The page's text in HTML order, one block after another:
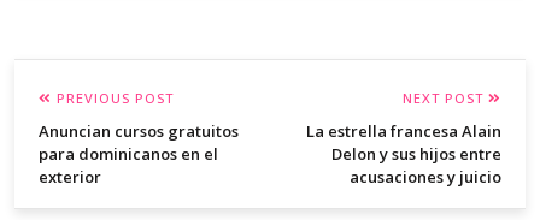
PREVIOUS POST
Anuncian cursos gratuitos
para dominicanos en el
exterior
NEXT POST
La estrella francesa Alain
Delon y sus hijos entre
acusaciones y juicio